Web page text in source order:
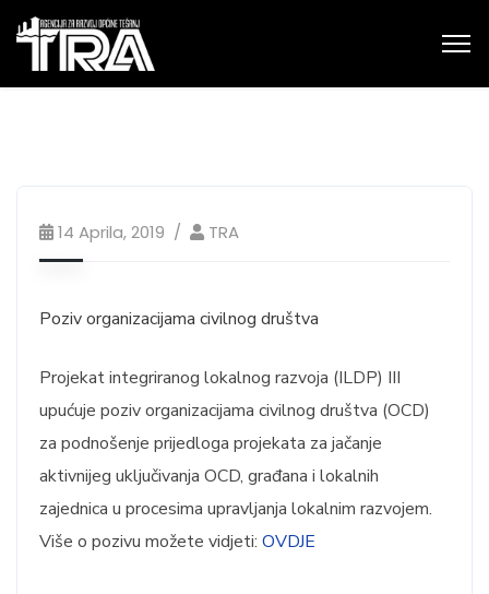
14 Aprila, 2019 TRA
Poziv organizacijama civilnog društva
Projekat integriranog lokalnog razvoja (ILDP) III
upućuje poziv organizacijama civilnog društva (OCD)
za podnošenje prijedloga projekata za jačanje
aktivnijeg uključivanja OCD, građana i lokalnih
zajednica u procesima upravljanja lokalnim razvojem.
Više o pozivu možete vidjeti: OVDJE